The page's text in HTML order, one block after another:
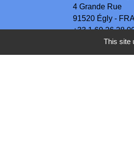
4 Grande Rue
91520 Égly -
+33 1 69 26 28
Contact par
This site